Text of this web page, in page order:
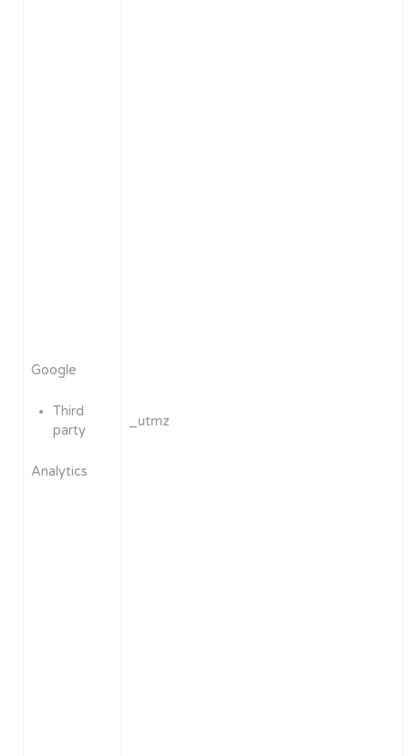
Google
Third
party
Analytics
_utmz